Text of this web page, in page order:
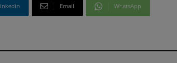
Email WhatsApp